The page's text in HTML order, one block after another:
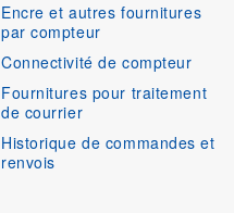
Encre et autres fournitures
par compteur
Connectivité de compteur
Fournitures pour traitement
de courrier
Historique de commandes et
renvois